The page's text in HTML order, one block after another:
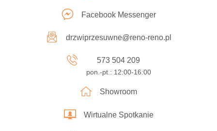
Facebook Messenger
drzwiprzesuwne@reno-reno.pl
573 504 209
pon.-pt.: 12:00-16:00
Showroom
Wirtualne Spotkanie